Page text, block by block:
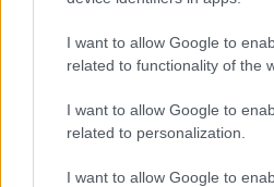
I want to allow Google to
related to functionality of the
I want to allow Google to
related to personalization.
I want to allow Google to